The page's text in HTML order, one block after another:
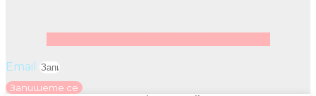
Email
Запишете се